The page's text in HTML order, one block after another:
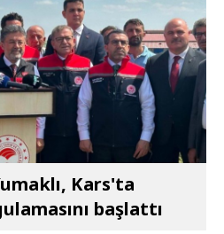
Kars'ta
başlattı